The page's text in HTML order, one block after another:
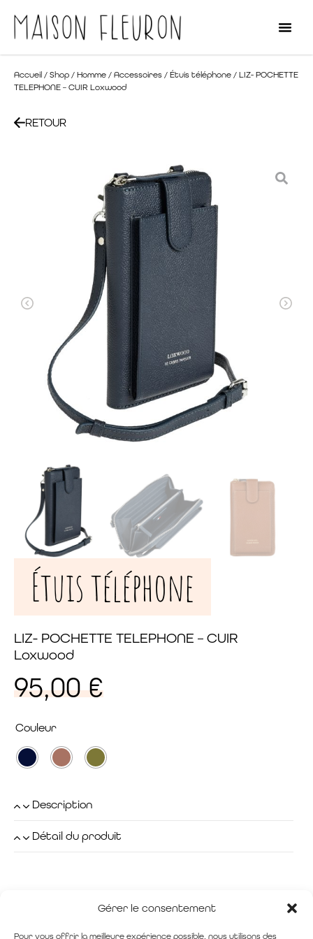
Gérer le consentement
Pour vous offrir la meilleure expérience possible, nous utilisons des
Accueil / Shop / Homme / Accessoires / Étuis téléphone / LIZ- POCHETTE
TELEPHONE – CUIR Loxwood
RETOUR
Étuis téléphone
LIZ- POCHETTE TELEPHONE – CUIR
Loxwood
95,00€
Couleur
Description
Détail du produit